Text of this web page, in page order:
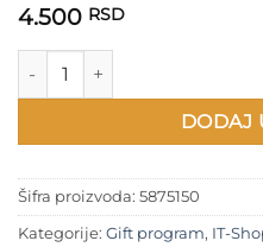
4.500 RSD
HALO Držač Kontrolera za
DODAJ
Šifra proizvoda: 5875150
Kategorije: Gift program, IT-